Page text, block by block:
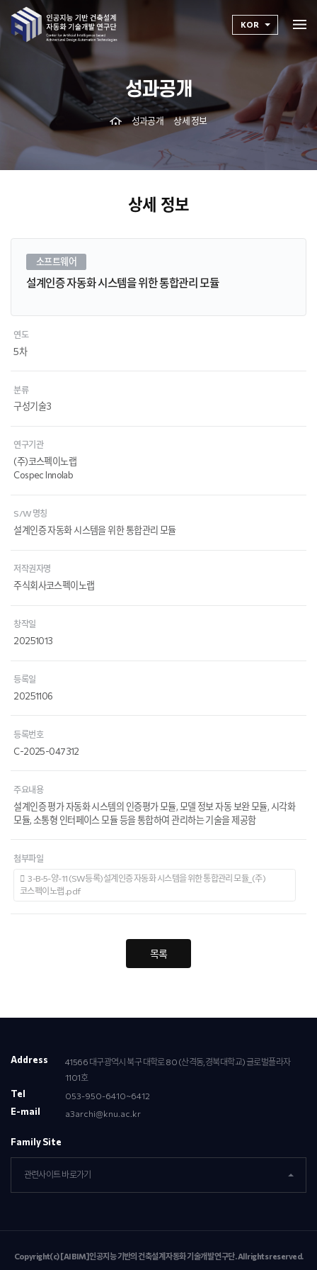
KOR
성과공개
성과공개 상세 정보
상세 정보
소프트웨어
설계인증 자동화 시스템을 위한 통합관리 모듈
연도
5차
분류
구성기술3
연구기관
(주)코스펙이노랩
Cospec Innolab
S/W 명칭
설계인증 자동화 시스템을 위한 통합관리 모듈
저작권자명
주식회사코스펙이노랩
창작일
20251013
등록일
20251106
등록번호
C-2025-047312
주요내용
설계인증 평가 자동화 시스템의 인증평가 모듈, 모델 정보 자동 보완 모듈, 시각화
모듈, 소통형 인터페이스 모듈 등을 통합하여 관리하는 기술을 제공함
첨부파일
3-B-5-양-11 (SW등록)설계인증 자동화 시스템을 위한 통합관리 모듈_(주)
코스펙이노랩 .pdf
목록
Address
41566 대구광역시 북구 대학로 80 (산격동,경북대학교) 글로벌플라자
1101호
Tel 053-950-6410~6412
E-mail a3archi@knu.ac.kr
Family Site
관련사이트 바로가기
Copyright(c) [AIBIM]인공지능 기반의 건축설계 자동화 기술개발 연구단. All rights reserved.